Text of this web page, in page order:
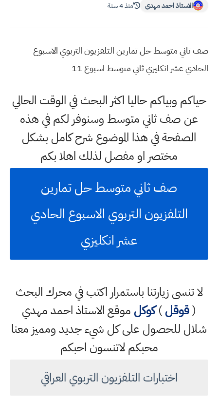
الاستاذ احمد مهدي منذ 4 سنة
صف ثاني متوسط حل تمارين التلفزيون التربوي الاسبوع
الحادي عشر انكليزي ثاني متوسط اسبوع 11
حياكم وبياكم حاليا اكثر البحث في الوقت الحالي
عن صف ثاني متوسط وسنوفر لكم في هذه
الصفحة في هذا الموضوع شرح كامل بشكل
مختصر او مفصل لذلك اهلا بكم
صف ثاني متوسط حل تمارين
التلفزيون التربوي الاسبوع الحادي
عشر انكليزي
لا تنسى زيارتنا باستمرار اكتب في محرك البحث
(قوقل)كوكل موقع الاستاذ احمد مهدي
شلال للحصول على كل شيء جديد ومميز معنا
محبكم لاتنسون احبكم
اختبارات التلفزيون التربوي العراقي